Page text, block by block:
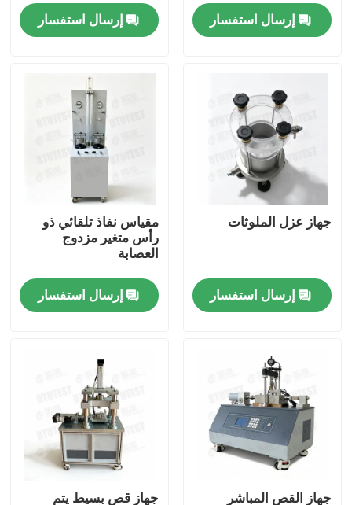
المنتجات
حول بنا
جولة في المعمل
اتصل بنا
آلة اختبار عالمية
آلة اختبار التربة
آلة اختبار الخرسانة
إرسال استفسار إرسال استفسار
جهاز عزل الملوثات
إرسال استفسار
مقياس نفاذ تلقائي ذو
رأس متغير مزدوج
العصابة
إرسال استفسار
جهاز القص المباشر جهاز قص بسيط يتم